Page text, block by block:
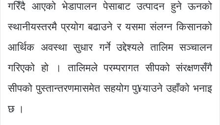
गरिँदै आएको भेडापालन पेसाबाट उत्पादन हुने ऊनको
स्थानीयस्तरमै प्रयोग बढाउने र यसमा संलग्न किसानको
आर्थिक अवस्था सुधार गर्ने उद्देश्यले तालिम सञ्चालन
गरिएको हो । तालिमले परम्परागत सीपको संरक्षणसँगै
सीपको पुस्तान्तरणमासमेत सहयोग पु¥याउने उहाँको भनाइ
छ ।